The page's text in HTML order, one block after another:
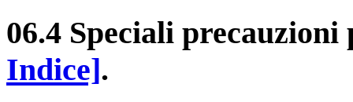
06.4 Speciali precauzioni
Indice].